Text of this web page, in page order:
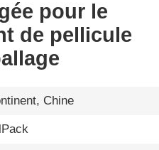
pour le
de pellicule
Chine